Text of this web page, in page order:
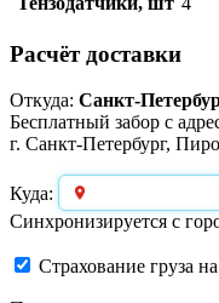
Расчёт доставки
Откуда: Санкт-
Бесплатный забор с
г. Санкт-Петербург,
Куда:
Синхронизируется с
Страхование груза